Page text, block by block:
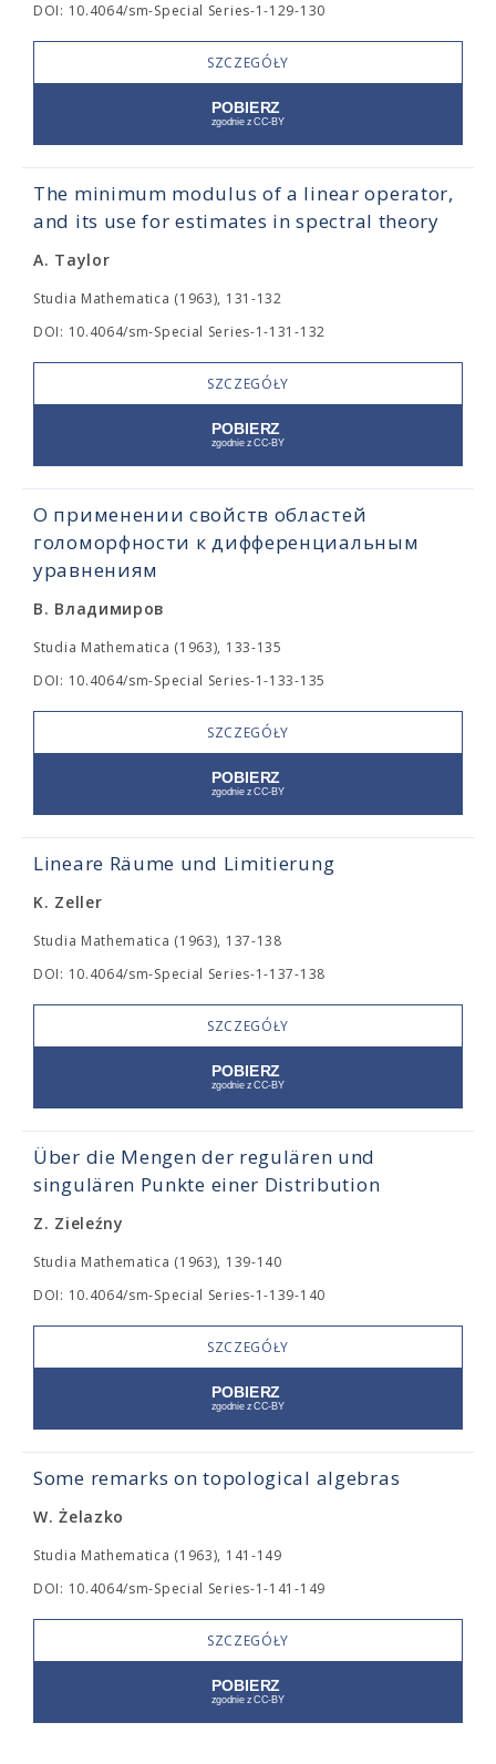
DOI: 10.4064/sm-Special Series-1-129-130
SZCZEGÓŁY
The minimum modulus of a linear operator,
and its use for estimates in spectral theory
A. Taylor
Studia Mathematica (1963), 131-132
DOI: 10.4064/sm-Special Series-1-131-132
SZCZEGÓŁY
О применении свойств областей
голоморфности к дифференциальным
уравнениям
В. Владимиров
Studia Mathematica (1963), 133-135
DOI: 10.4064/sm-Special Series-1-133-135
SZCZEGÓŁY
Lineare Räume und Limitierung
K. Zeller
Studia Mathematica (1963), 137-138
DOI: 10.4064/sm-Special Series-1-137-138
SZCZEGÓŁY
Über die Mengen der regulären und
singulären Punkte einer Distribution
Z. Zieleźny
Studia Mathematica (1963), 139-140
DOI: 10.4064/sm-Special Series-1-139-140
SZCZEGÓŁY
Some remarks on topological algebras
W. Żelazko
Studia Mathematica (1963), 141-149
DOI: 10.4064/sm-Special Series-1-141-149
SZCZEGÓŁY